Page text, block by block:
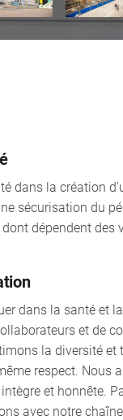
dans la création
sécurisation du
dépendent des
dans la santé et
et de
la diversité
respect. Nous
et honnête.
avec notre